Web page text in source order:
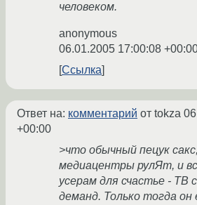
человеком.
anonymous
06.01.2005 17:00:08
Ссылка
Ответ на: комментарий от tokza
+00:00
>что обычный пецук
медиацентры рулЯт, и
усерам для счастье - ТВ
деманд. Только тогда